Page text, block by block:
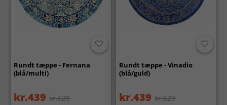
Rundt tæppe - Fernana
(blå/multi)
kr.439 kr.629
Rundt tæppe - Vinadio
(blå/guld)
kr.439 kr.629